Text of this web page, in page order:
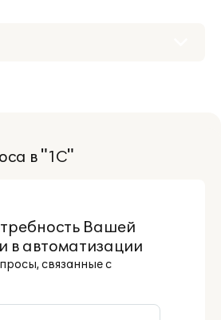
в "1С"
Вашей
в автоматизации
связанные с